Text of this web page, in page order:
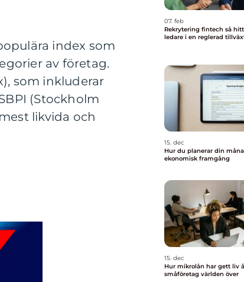
index som
av företag.
som inkluderar
(Stockholm
likvida och
07. feb
Rekrytering fintech så hittar bolag rätt
ledare i en reglerad
15. dec
Hur du planerar din
ekonomisk framgång
15. dec
Hur mikrolån har gett liv
småföretag världen över